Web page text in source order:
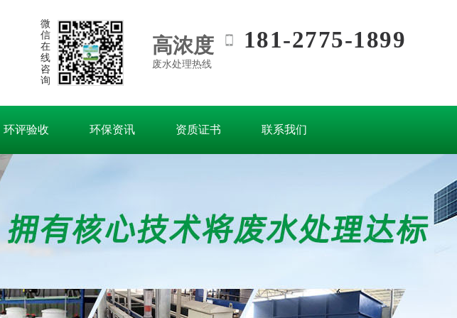
高浓度
废水处理热线
181-2775-1899
微
信
在
线
咨
询
环评验收 环保资讯 资质证书 联系我们